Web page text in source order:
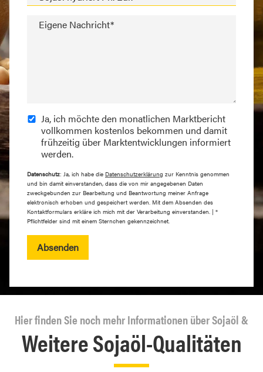
Eigene Nachricht*
Ja, ich möchte den monatlichen Marktbericht
vollkommen kostenlos bekommen und damit
frühzeitig über Marktentwicklungen informiert
werden.
Datenschutz: Ja, ich habe die Datenschutzerklärung zur Kenntnis genommen
und bin damit einverstanden, dass die von mir angegebenen Daten
zweckgebunden zur Bearbeitung und Beantwortung meiner Anfrage
elektronisch erhoben und gespeichert werden. Mit dem Absenden des
Kontaktformulars erkläre ich mich mit der Verarbeitung einverstanden. | *
Pflichtfelder sind mit einem Sternchen gekennzeichnet.
Absenden
Weitere Sojaöl-Qualitäten
Hier finden Sie noch mehr Informationen über Sojaöl &